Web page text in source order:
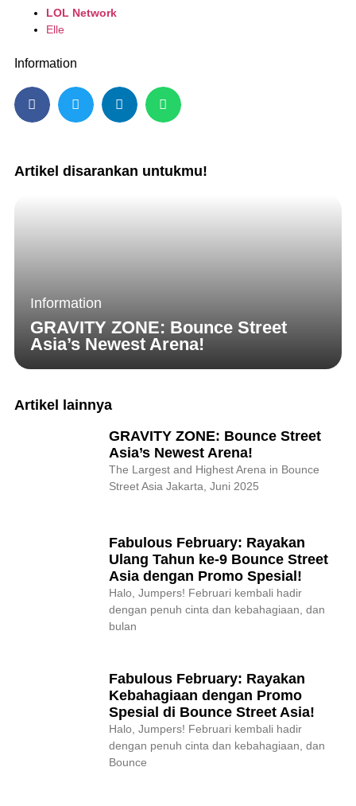
LOL Network
Elle
Information
Artikel disarankan untukmu!
Information
GRAVITY ZONE: Bounce Street
Asia’s Newest Arena!
Artikel lainnya
GRAVITY ZONE: Bounce Street
Asia’s Newest Arena!
The Largest and Highest Arena in Bounce
Street Asia Jakarta, Juni 2025
Fabulous February: Rayakan
Ulang Tahun ke-9 Bounce Street
Asia dengan Promo Spesial!
Halo, Jumpers! Februari kembali hadir
dengan penuh cinta dan kebahagiaan, dan
bulan
Fabulous February: Rayakan
Kebahagiaan dengan Promo
Spesial di Bounce Street Asia!
Halo, Jumpers! Februari kembali hadir
dengan penuh cinta dan kebahagiaan, dan
Bounce